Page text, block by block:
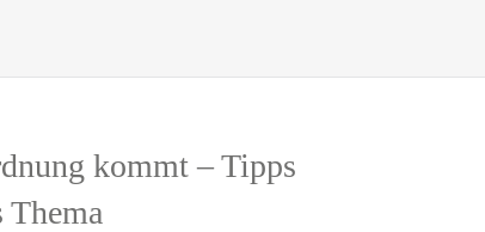
kommt – Tipps